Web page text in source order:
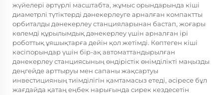
жүйелері әртүрлі масштабта, жұмыс орындарында кіші
диаметрлі түтіктерді дәнекерлеуге арналған компактты
орбиталды дәнекерлеу станцияларынан бастап, жоғары
көлемді құрылымдық дәнекерлеу үшін арналған ірі
роботтық ұяшықтарға дейін қол жетімді. Көптеген кіші
кәсіпорындар үшін бір-ақ автоматтандырылған
дәнекерлеу станциясының өндірістік өнімділікті маңызды
деңгейде арттыруы мен сапаны жақсартуы
инвестицияның тиімділігін қамтамасыз етеді, әсіресе бұл
жағдайда қатаң еңбек нарығында сирек кездесетін